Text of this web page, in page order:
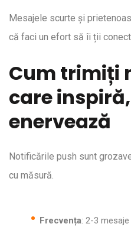
Mesajele scurte și
că faci un efort să îi ții
Cum trimiți
care
enervează
Notificările push sunt
cu măsură.
Frecvența: 2-3